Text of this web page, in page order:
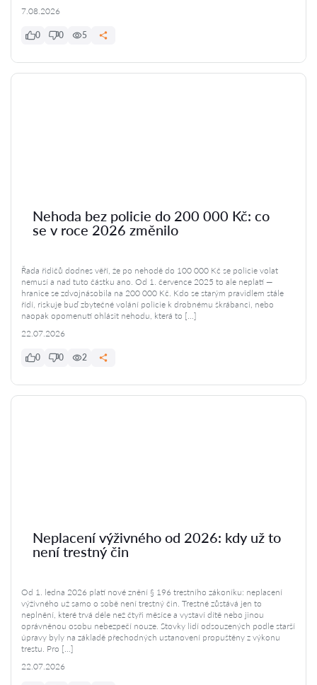
7.08.2026
0 0 5
Nehoda bez policie do 200 000 Kč: co
se v roce 2026 změnilo
Řada řidičů dodnes věří, že po nehodě do 100 000 Kč se policie volat
nemusí a nad tuto částku ano. Od 1. července 2025 to ale neplatí —
hranice se zdvojnásobila na 200 000 Kč. Kdo se starým pravidlem stále
řídí, riskuje buď zbytečné volání policie k drobnému škrábanci, nebo
naopak opomenutí ohlásit nehodu, která to […]
22.07.2026
0 0 2
Neplacení výživného od 2026: kdy už to
není trestný čin
Od 1. ledna 2026 platí nové znění § 196 trestního zákoníku: neplacení
výživného už samo o sobě není trestný čin. Trestné zůstává jen to
neplnění, které trvá déle než čtyři měsíce a vystaví dítě nebo jinou
oprávněnou osobu nebezpečí nouze. Stovky lidí odsouzených podle starší
úpravy byly na základě přechodných ustanovení propuštěny z výkonu
trestu. Pro […]
22.07.2026